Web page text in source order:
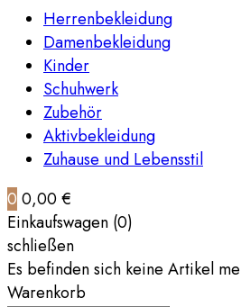
Herrenbekleidung
Damenbekleidung
Kinder
Schuhwerk
Zubehör
Aktivbekleidung
Zuhause und Lebensstil
0 0,00 €
Einkaufswagen (0)
schließen
Es befinden sich keine Artikel
Warenkorb